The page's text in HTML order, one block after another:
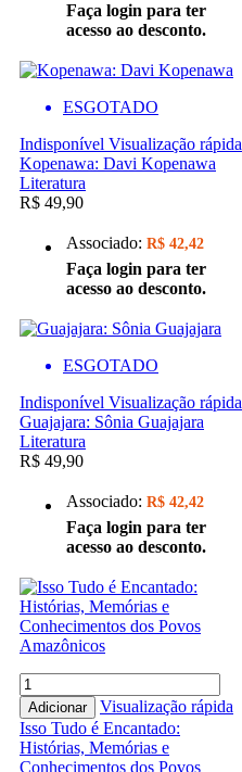
Faça login para ter
acesso ao desconto.
ESGOTADO
Indisponível Visualização rápida
Kopenawa: Davi Kopenawa
Literatura
R$ 49,90
Associado: R$ 42,42
Faça login para ter
acesso ao desconto.
ESGOTADO
Indisponível Visualização rápida
Guajajara: Sônia Guajajara
Literatura
R$ 49,90
Associado: R$ 42,42
Faça login para ter
acesso ao desconto.
Adicionar
Visualização rápida
Isso Tudo é Encantado:
Histórias, Memórias e
Conhecimentos dos Povos